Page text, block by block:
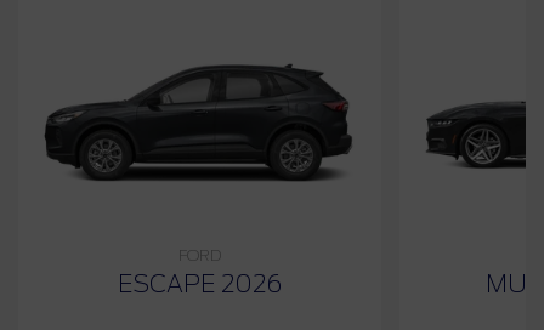
FORD
ESCAPE 2026